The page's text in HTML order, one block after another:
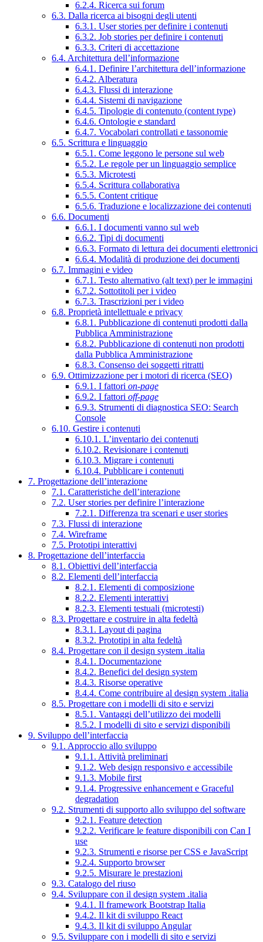
6.2.4. Ricerca sui forum
6.3. Dalla ricerca ai bisogni degli utenti
6.3.1. User stories per definire i contenuti
6.3.2. Job stories per definire i contenuti
6.3.3. Criteri di accettazione
6.4. Architettura dell’informazione
6.4.1. Definire l’architettura dell’informazione
6.4.2. Alberatura
6.4.3. Flussi di interazione
6.4.4. Sistemi di navigazione
6.4.5. Tipologie di contenuto (content type)
6.4.6. Ontologie e standard
6.4.7. Vocabolari controllati e tassonomie
6.5. Scrittura e linguaggio
6.5.1. Come leggono le persone sul web
6.5.2. Le regole per un linguaggio semplice
6.5.3. Microtesti
6.5.4. Scrittura collaborativa
6.5.5. Content critique
6.5.6. Traduzione e localizzazione dei contenuti
6.6. Documenti
6.6.1. I documenti vanno sul web
6.6.2. Tipi di documenti
6.6.3. Formato di lettura dei documenti elettronici
6.6.4. Modalità di produzione dei documenti
6.7. Immagini e video
6.7.1. Testo alternativo (alt text) per le immagini
6.7.2. Sottotitoli per i video
6.7.3. Trascrizioni per i video
6.8. Proprietà intellettuale e privacy
6.8.1. Pubblicazione di contenuti prodotti dalla
Pubblica Amministrazione
6.8.2. Pubblicazione di contenuti non prodotti
dalla Pubblica Amministrazione
6.8.3. Consenso dei soggetti ritratti
6.9. Ottimizzazione per i motori di ricerca (SEO)
6.9.1. I fattori on-page
6.9.2. I fattori off-page
6.9.3. Strumenti di diagnostica SEO: Search
Console
6.10. Gestire i contenuti
6.10.1. L’inventario dei contenuti
6.10.2. Revisionare i contenuti
6.10.3. Migrare i contenuti
6.10.4. Pubblicare i contenuti
7. Progettazione dell’interazione
7.1. Caratteristiche dell’interazione
7.2. User stories per definire l’interazione
7.2.1. Differenza tra scenari e user stories
7.3. Flussi di interazione
7.4. Wireframe
7.5. Prototipi interattivi
8. Progettazione dell’interfaccia
8.1. Obiettivi dell’interfaccia
8.2. Elementi dell’interfaccia
8.2.1. Elementi di composizione
8.2.2. Elementi interattivi
8.2.3. Elementi testuali (microtesti)
8.3. Progettare e costruire in alta fedeltà
8.3.1. Layout di pagina
8.3.2. Prototipi in alta fedeltà
8.4. Progettare con il design system .italia
8.4.1. Documentazione
8.4.2. Benefici del design system
8.4.3. Risorse operative
8.4.4. Come contribuire al design system .italia
8.5. Progettare con i modelli di sito e servizi
8.5.1. Vantaggi dell’utilizzo dei modelli
8.5.2. I modelli di sito e servizi disponibili
9. Sviluppo dell’interfaccia
9.1. Approccio allo sviluppo
9.1.1. Attività preliminari
9.1.2. Web design responsivo e accessibile
9.1.3. Mobile first
9.1.4. Progressive enhancement e Graceful
degradation
9.2. Strumenti di supporto allo sviluppo del software
9.2.1. Feature detection
9.2.2. Verificare le feature disponibili con Can I
use
9.2.3. Strumenti e risorse per CSS e JavaScript
9.2.4. Supporto browser
9.2.5. Misurare le prestazioni
9.3. Catalogo del riuso
9.4. Sviluppare con il design system .italia
9.4.1. Il framework Bootstrap Italia
9.4.2. Il kit di sviluppo React
9.4.3. Il kit di sviluppo Angular
9.5. Sviluppare con i modelli di sito e servizi